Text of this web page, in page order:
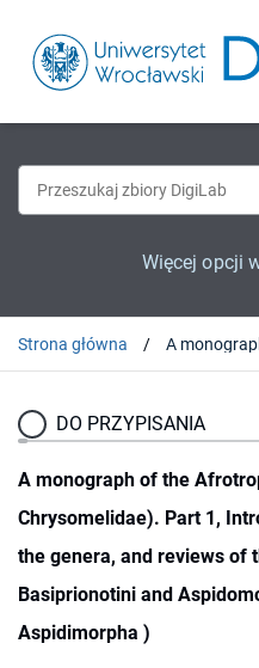
Więcej opcji
Strona główna
DO PRZYPISANIA
A monograph of the
Chrysomelidae). Part 1,
the genera, and reviews of
Basiprionotini and
Aspidimorpha )